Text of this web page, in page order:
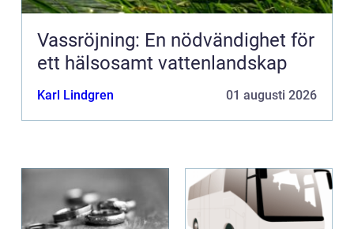
Vassröjning: En nödvändighet för
ett hälsosamt vattenlandskap
Karl Lindgren 01 augusti 2026